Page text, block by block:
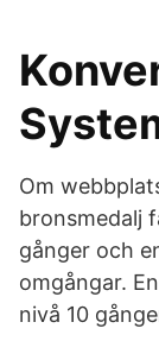
Om
bronsmedalj
gånger och
omgångar.
nivå 10